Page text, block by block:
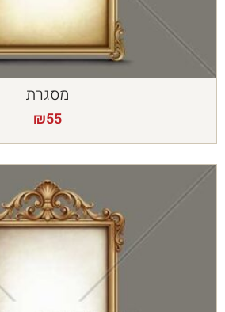
מסגרת
₪55